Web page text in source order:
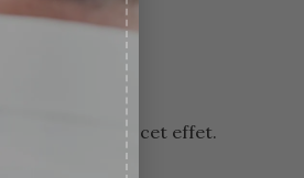
bébé.
sangle prévu à cet effet.